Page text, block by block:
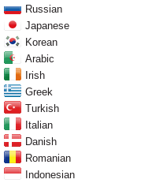
Russian
Japanese
Korean
Arabic
Irish
Greek
Turkish
Italian
Danish
Romanian
Indonesian